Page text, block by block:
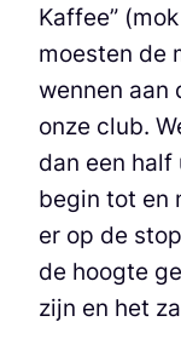
Kaffee”
moesten de
wennen aan
onze club.
dan een half
begin tot en
er op de
de hoogte
zijn en het